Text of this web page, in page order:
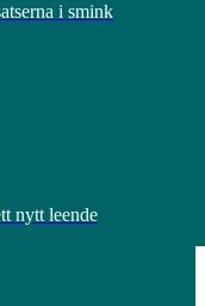
i smink
nytt leende